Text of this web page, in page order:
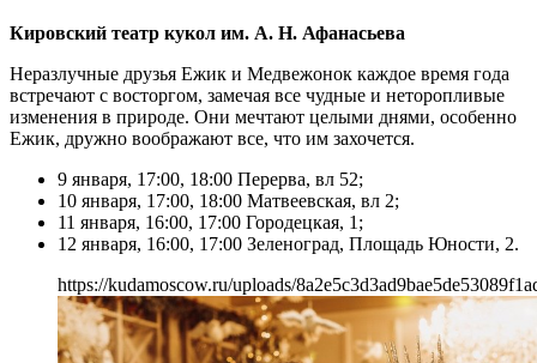
Кировский театр кукол им. А. Н. Афанасьева
Неразлучные друзья Ежик и Медвежонок каждое время года
встречают с восторгом, замечая все чудные и неторопливые
изменения в природе. Они мечтают целыми днями, особенно
Ежик, дружно воображают все, что им захочется.
9 января, 17:00, 18:00 Перерва, вл 52;
10 января, 17:00, 18:00 Матвеевская, вл 2;
11 января, 16:00, 17:00 Городецкая, 1;
12 января, 16:00, 17:00 Зеленоград, Площадь Юности, 2.
https://kudamoscow.ru/uploads/